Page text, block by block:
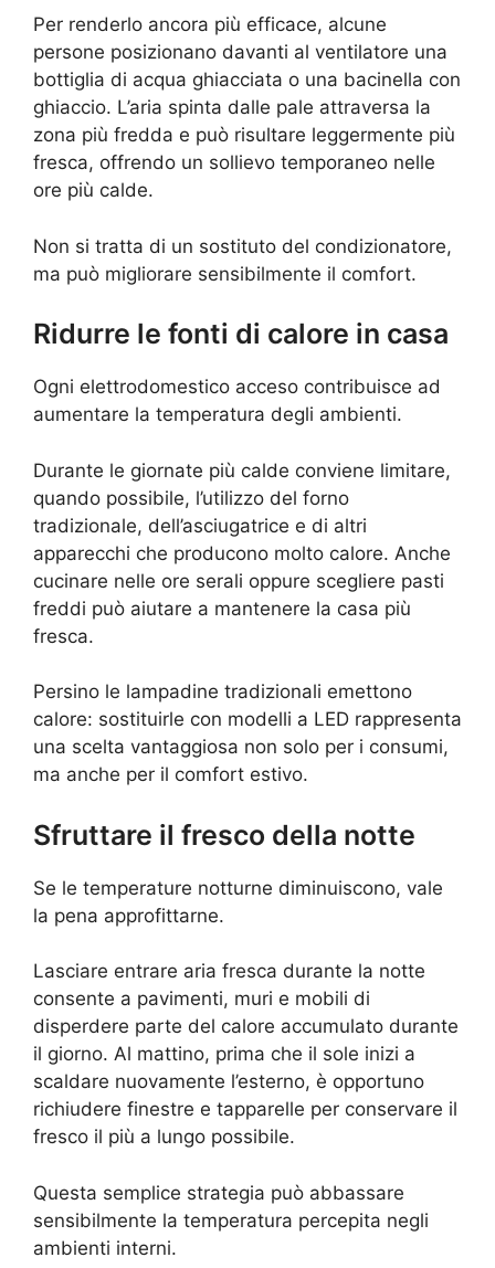
Per renderlo ancora più efficace, alcune
persone posizionano davanti al ventilatore una
bottiglia di acqua ghiacciata o una bacinella con
ghiaccio. L’aria spinta dalle pale attraversa la
zona più fredda e può risultare leggermente più
fresca, offrendo un sollievo temporaneo nelle
ore più calde.
Non si tratta di un sostituto del condizionatore,
ma può migliorare sensibilmente il comfort.
Ridurre le fonti di calore in casa
Ogni elettrodomestico acceso contribuisce ad
aumentare la temperatura degli ambienti.
Durante le giornate più calde conviene limitare,
quando possibile, l’utilizzo del forno
tradizionale, dell’asciugatrice e di altri
apparecchi che producono molto calore. Anche
cucinare nelle ore serali oppure scegliere pasti
freddi può aiutare a mantenere la casa più
fresca.
Persino le lampadine tradizionali emettono
calore: sostituirle con modelli a LED rappresenta
una scelta vantaggiosa non solo per i consumi,
ma anche per il comfort estivo.
Sfruttare il fresco della notte
Se le temperature notturne diminuiscono, vale
la pena approfittarne.
Lasciare entrare aria fresca durante la notte
consente a pavimenti, muri e mobili di
disperdere parte del calore accumulato durante
il giorno. Al mattino, prima che il sole inizi a
scaldare nuovamente l’esterno, è opportuno
richiudere finestre e tapparelle per conservare il
fresco il più a lungo possibile.
Questa semplice strategia può abbassare
sensibilmente la temperatura percepita negli
ambienti interni.